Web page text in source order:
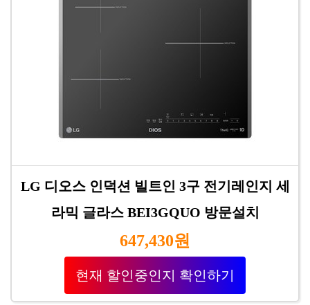
LG 디오스 인덕션 빌트인 3구 전기레인지 세
라믹 글라스 BEI3GQUO 방문설치
647,430원
현재 할인중인지 확인하기